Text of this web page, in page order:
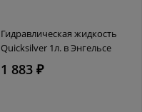
Гидравлическая жидкость
Quicksilver 1л. в Энгельсе
1 883 ₽